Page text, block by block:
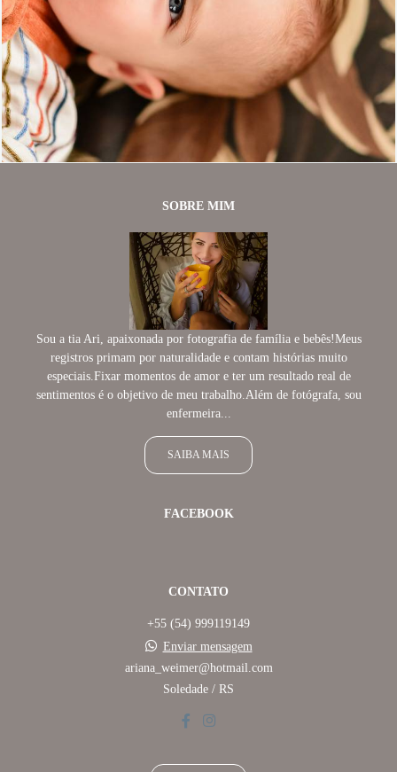
537
SOBRE MIM
Sou a tia Ari, apaixonada por fotografia de família e bebês!Meus
registros primam por naturalidade e contam histórias muito
especiais.Fixar momentos de amor e ter um resultado real de
sentimentos é o objetivo de meu trabalho.Além de fotógrafa, sou
enfermeira...
SAIBA MAIS
FACEBOOK
CONTATO
+55 (54) 999119149
Enviar mensagem
ariana_weimer@hotmail.com
Soledade / RS